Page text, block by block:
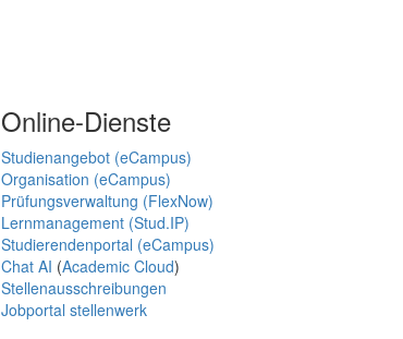
Online-Dienste
Studienangebot (eCampus)
Organisation (eCampus)
Prüfungsverwaltung (FlexNow)
Lernmanagement (Stud.IP)
Studierendenportal (eCampus)
Chat AI (Academic Cloud)
Stellenausschreibungen
Jobportal stellenwerk